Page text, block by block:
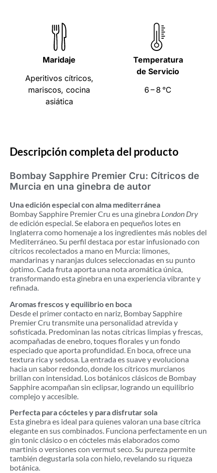
Maridaje
Aperitivos cítricos,
mariscos, cocina
asiática
Temperatura
de Servicio
6 – 8 °C
Descripción completa del producto
Bombay Sapphire Premier Cru: Cítricos de
Murcia en una ginebra de autor
Una edición especial con alma mediterránea
Bombay Sapphire Premier Cru es una ginebra London Dry
de edición especial. Se elabora en pequeños lotes en
Inglaterra como homenaje a los ingredientes más nobles del
Mediterráneo. Su perfil destaca por estar infusionado con
cítricos recolectados a mano en Murcia: limones,
mandarinas y naranjas dulces seleccionadas en su punto
óptimo. Cada fruta aporta una nota aromática única,
transformando esta ginebra en una experiencia vibrante y
refinada.
Aromas frescos y equilibrio en boca
Desde el primer contacto en nariz, Bombay Sapphire
Premier Cru transmite una personalidad atrevida y
sofisticada. Predominan las notas cítricas limpias y frescas,
acompañadas de enebro, toques florales y un fondo
especiado que aporta profundidad. En boca, ofrece una
textura rica y sedosa. La entrada es suave y evoluciona
hacia un sabor redondo, donde los cítricos murcianos
brillan con intensidad. Los botánicos clásicos de Bombay
Sapphire acompañan sin eclipsar, logrando un equilibrio
complejo y accesible.
Perfecta para cócteles y para disfrutar sola
Esta ginebra es ideal para quienes valoran una base cítrica
elegante en sus combinados. Funciona perfectamente en un
gin tonic clásico o en cócteles más elaborados como
martinis o versiones con vermut seco. Su pureza permite
también degustarla sola con hielo, revelando su riqueza
botánica.